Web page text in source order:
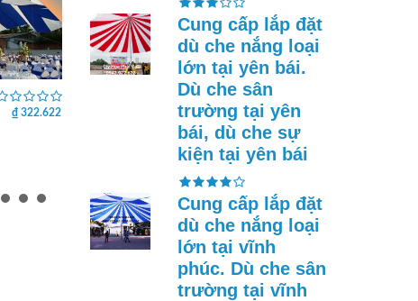
₫ 322.622
Cung cấp lắp đặt dù che
nắng loại lớn tại vĩnh
long. Dù che sân trường
tại vĩnh long, dù che sự
₫ 322.622
Cung cấp lắp đặt
dù che nắng loại
lớn tại yên bái.
Dù che sân
trường tại yên
bái, dù che sự
kiện tại yên bái
Cung cấp lắp đặt
dù che nắng loại
lớn tại vĩnh
phúc. Dù che sân
trường tại vĩnh